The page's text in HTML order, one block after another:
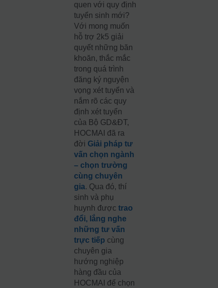
quen với quy định
tuyển sinh mới?
Với mong muốn
hỗ trợ 2k5 giải
quyết những băn
khoăn, thắc mắc
trong quá trình
đăng ký nguyện
vọng xét tuyển và
nắm rõ các quy
định xét tuyển
của Bộ GD&ĐT,
HOCMAI đã ra
đời Giải pháp tư
vấn chọn ngành
– chọn trường
cùng chuyên
gia. Qua đó, thí
sinh và phụ
huynh đượctrao
đổi, lắng nghe
những tư vấn
trực tiếp cùng
chuyên gia
hướng nghiệp
hàng đầu của
HOCMAI để chọn